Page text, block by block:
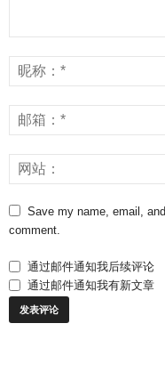
Save my name, email,
comment.
通过邮件通知我后续评论
通过邮件通知我有新文章